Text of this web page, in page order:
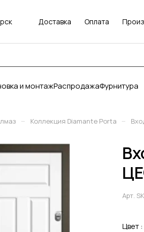
Доставка Оплата
и монтажРаспродажаФурнитура
– Коллекция Diamante Porta –
Арт.
Цвет :